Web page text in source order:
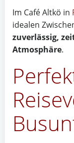
Im Café Altkö in
idealen
zuverlässig,
Atmosphäre.